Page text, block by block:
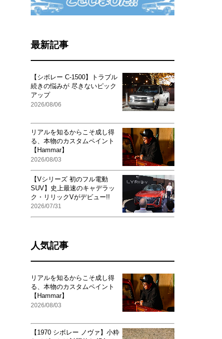
最新記事
【シボレー C-1500】トラブル
続きの悩みが 尽きないピック
アップ
2026/08/06
リアルを知るからこそ成し得
る、本物のカスタムペイント
【Hammar】
2026/08/03
【Vシリーズ 初のフル電動
SUV】史上最速のキャデラッ
ク・リリックVがデビュー!!
2026/07/31
人気記事
リアルを知るからこそ成し得
る、本物のカスタムペイント
【Hammar】
2026/08/03
【1970 シボレー ノヴァ】小粋